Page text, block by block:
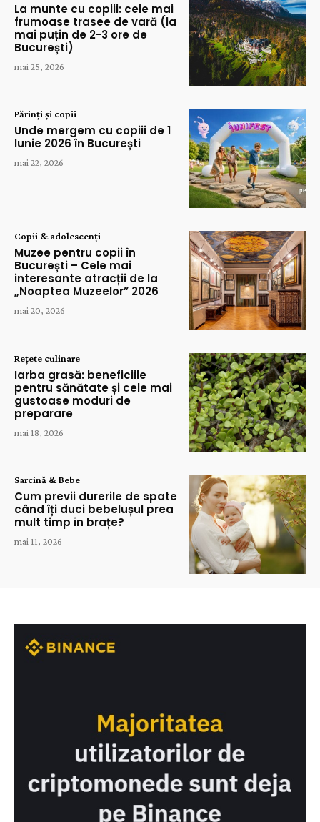
La munte cu copiii: cele mai
frumoase trasee de vară (la
mai puțin de 2-3 ore de
București)
mai 25, 2026
Părinți și copii
Unde mergem cu copiii de 1
Iunie 2026 în București
mai 22, 2026
Copii & adolescenți
Muzee pentru copii în
București – Cele mai
interesante atracții de la
„Noaptea Muzeelor” 2026
mai 20, 2026
Rețete culinare
Iarba grasă: beneficiile
pentru sănătate și cele mai
gustoase moduri de
preparare
mai 18, 2026
Sarcină & Bebe
Cum previi durerile de spate
când îți duci bebelușul prea
mult timp în brațe?
mai 11, 2026